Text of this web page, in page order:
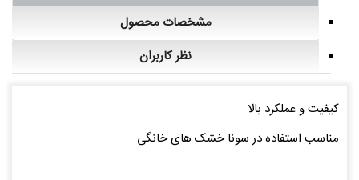
مشخصات محصول
نظر کاربران
کیفیت و عملکرد بالا
مناسب استفاده در سونا خشک های خانگی